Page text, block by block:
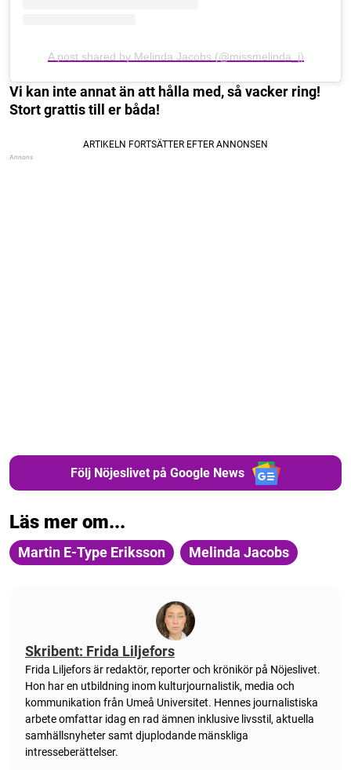
A post shared by Melinda Jacobs (@missmelinda_j)
Vi kan inte annat än att hålla med, så vacker ring!
Stort grattis till er båda!
Följ Nöjeslivet på Google News
Läs mer om...
Martin E-Type Eriksson Melinda Jacobs
Skribent: Frida Liljefors
Frida Liljefors är redaktör, reporter och krönikör på Nöjeslivet.
Hon har en utbildning inom kulturjournalistik, media och
kommunikation från Umeå Universitet. Hennes journalistiska
arbete omfattar idag en rad ämnen inklusive livsstil, aktuella
samhällsnyheter samt djuplodande mänskliga
intresseberättelser.